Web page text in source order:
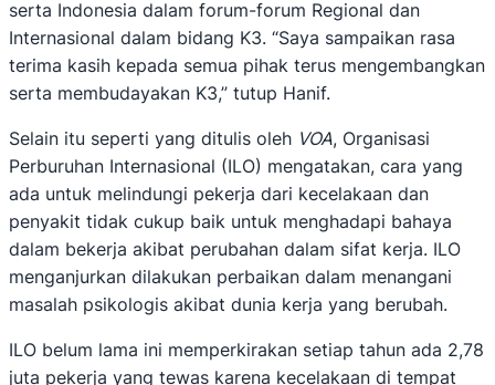
serta Indonesia dalam forum-forum Regional dan
Internasional dalam bidang K3. “Saya sampaikan rasa
terima kasih kepada semua pihak terus mengembangkan
serta membudayakan K3,” tutup Hanif.
Selain itu seperti yang ditulis oleh VOA, Organisasi
Perburuhan Internasional (ILO) mengatakan, cara yang
ada untuk melindungi pekerja dari kecelakaan dan
penyakit tidak cukup baik untuk menghadapi bahaya
dalam bekerja akibat perubahan dalam sifat kerja. ILO
menganjurkan dilakukan perbaikan dalam menangani
masalah psikologis akibat dunia kerja yang berubah.
ILO belum lama ini memperkirakan setiap tahun ada 2,78
juta pekerja yang tewas karena kecelakaan di tempat